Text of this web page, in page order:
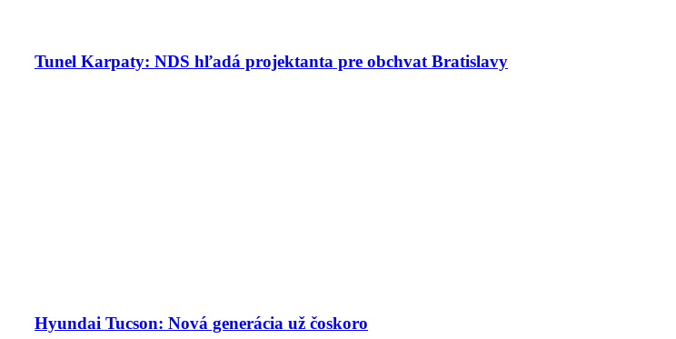
Tunel Karpaty: NDS hľadá projektanta pre obchvat Bratislavy
Hyundai Tucson: Nová generácia už čoskoro